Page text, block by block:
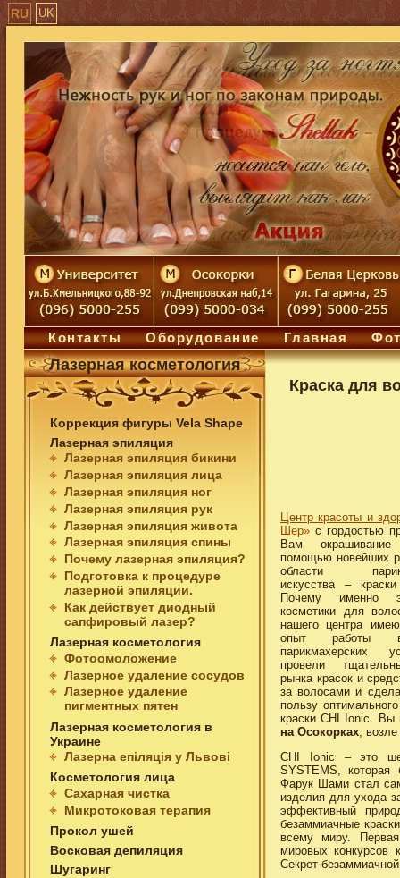
RU UK
Контакты Оборудование Главная
Лазерная косметология
Коррекция фигуры Vela Shape
Лазерная эпиляция
Лазерная эпиляция бикини
Лазерная эпиляция лица
Лазерная эпиляция ног
Лазерная эпиляция рук
Лазерная эпиляция живота
Лазерная эпиляция спины
Почему лазерная эпиляция?
Подготовка к процедуре
лазерной эпиляции.
Как действует диодный
сапфировый лазер?
Лазерная косметология
Фотоомоложение
Лазерное удаление сосудов
Лазерное удаление
пигментных пятен
Лазерная косметология в
Украине
Лазерна епіляція у Львові
Косметология лица
Сахарная чистка
Микротоковая терапия
Прокол ушей
Восковая депиляция
Шугаринг
Краска для
Центр красоты и
Шер» с гордостью
Вам
помощью новейших
области
искусства –
Почему именно
косметики для
нашего центра
опыт работы
парикмахерских
провели
рынка красок и
за волосами и
пользу
краски CHI Ionic. Вы
на Осокорках, возле
CHI Ionic – это
SYSTEMS,
Фарук Шами стал
изделия для ухода
эффективный
безаммиачные
всему миру.
мировых конкурсов
Секрет